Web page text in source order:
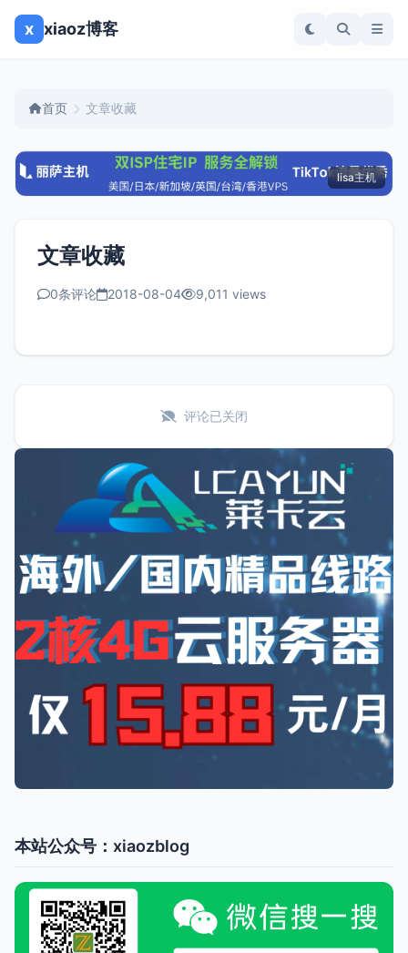
x xiaoz博客
首页 文章收藏
lisa主机
文章收藏
0条评论 2018-08-04 9,011 views
评论已关闭
本站公众号：xiaozblog